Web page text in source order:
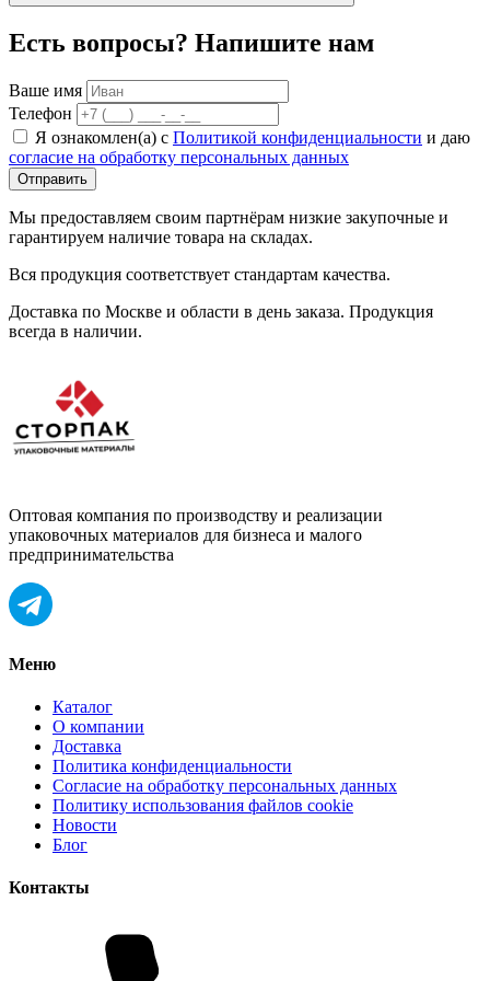
Есть вопросы? Напишите нам
Ваше имя
Телефон
Я ознакомлен(а) с Политикой конфиденциальности и даю
согласие на обработку персональных данных
Отправить
Мы предоставляем своим партнёрам низкие закупочные и
гарантируем наличие товара на складах.
Вся продукция соответствует стандартам качества.
Доставка по Москве и области в день заказа. Продукция
всегда в наличии.
Оптовая компания по производству и реализации
упаковочных материалов для бизнеса и малого
предпринимательства
Меню
Каталог
О компании
Доставка
Политика конфиденциальности
Согласие на обработку персональных данных
Политику использования файлов cookie
Новости
Блог
Контакты